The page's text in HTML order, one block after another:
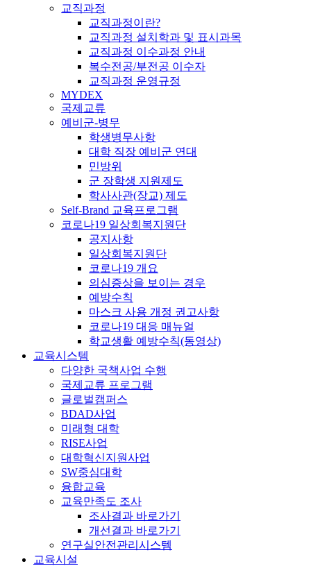
교직과정
교직과정이란?
교직과정 설치학과 및 표시과목
교직과정 이수과정 안내
복수전공/부전공 이수자
교직과정 운영규정
MYDEX
국제교류
예비군-병무
학생병무사항
대학 직장 예비군 연대
민방위
군 장학생 지원제도
학사사관(장교) 제도
Self-Brand 교육프로그램
코로나19 일상회복지원단
공지사항
일상회복지원단
코로나19 개요
의심증상을 보이는 경우
예방수칙
마스크 사용 개정 권고사항
코로나19 대응 매뉴얼
학교생활 예방수칙(동영상)
교육시스템
다양한 국책사업 수행
국제교류 프로그램
글로벌캠퍼스
BDAD사업
미래형 대학
RISE사업
대학혁신지원사업
SW중심대학
융합교육
교육만족도 조사
조사결과 바로가기
개선결과 바로가기
연구실안전관리시스템
교육시설